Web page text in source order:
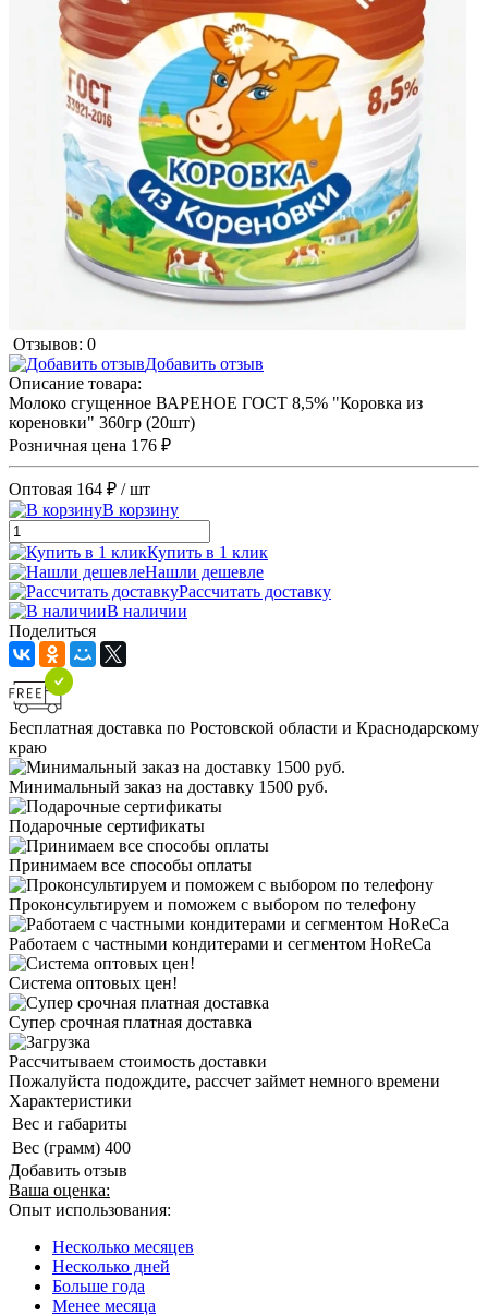
Отзывов: 0
Добавить отзыв
Описание товара:
Молоко сгущенное ВАРЕНОЕ ГОСТ 8,5% "Коровка из
кореновки" 360гр (20шт)
Розничная цена 176 ₽
Оптовая 164 ₽ / шт
В корзину
Купить в 1 клик
Нашли дешевле
Рассчитать доставку
В наличии
Поделиться
Бесплатная доставка по Ростовской области и Краснодарскому
краю
Минимальный заказ на доставку 1500 руб.
Подарочные сертификаты
Принимаем все способы оплаты
Проконсультируем и поможем с выбором по телефону
Работаем с частными кондитерами и сегментом HoReCa
Система оптовых цен!
Супер срочная платная доставка
Рассчитываем стоимость доставки
Пожалуйста подождите, рассчет займет немного времени
Характеристики
Вес и габариты
Вес (грамм) 400
Добавить отзыв
Ваша оценка:
Опыт использования:
Несколько месяцев
Несколько дней
Больше года
Менее месяца